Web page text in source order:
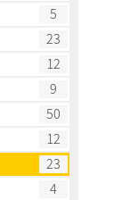
5
23
12
9
50
12
23
4